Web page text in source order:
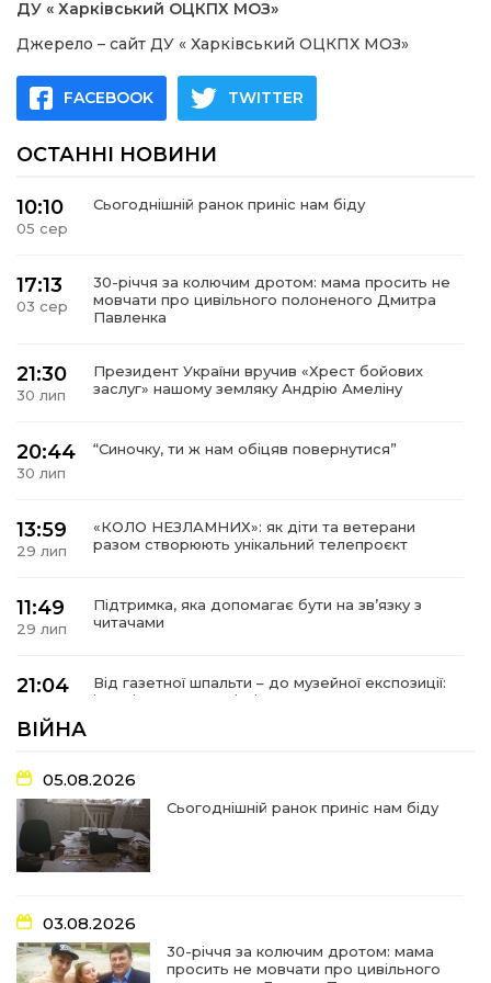
ДУ « Харківський ОЦКПХ МОЗ»
Джерело – сайт ДУ « Харківський ОЦКПХ МОЗ»
FACEBOOK TWITTER
ОСТАННІ НОВИНИ
10:10
05 сер
Сьогоднішній ранок приніс нам біду
17:13
03 сер
30-річчя за колючим дротом: мама просить не
мовчати про цивільного полоненого Дмитра
Павленка
21:30
30 лип
Президент України вручив «Хрест бойових
заслуг» нашому земляку Андрію Амеліну
20:44
30 лип
“Синочку, ти ж нам обіцяв повернутися”
13:59
29 лип
«КОЛО НЕЗЛАМНИХ»: як діти та ветерани
разом створюють унікальний телепроєкт
11:49
29 лип
Підтримка, яка допомагає бути на зв’язку з
читачами
21:04
Від газетної шпальти – до музейної експозиції:
історії Героїв Барвінківщини стали частиною
17:18
27 лип
У Барвінківській громаді вшанували людей
найгуманнішої професії
16:29
22 лип
Медики Барвінківської громади
вдосконалюють професійні навички
15:09
22 лип
У Пригожому з дітьми та їх батьками
працювали фахівці благодійного фонду
ВІЙНА
05.08.2026
Сьогоднішній ранок приніс нам біду
03.08.2026
30-річчя за колючим дротом: мама
просить не мовчати про цивільного